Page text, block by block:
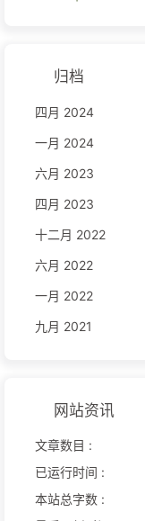
归档
四月 2024
一月 2024
六月 2023
四月 2023
十二月 2022
六月 2022
一月 2022
九月 2021
网站资讯
文章数目 :
已运行时间 :
本站总字数 :